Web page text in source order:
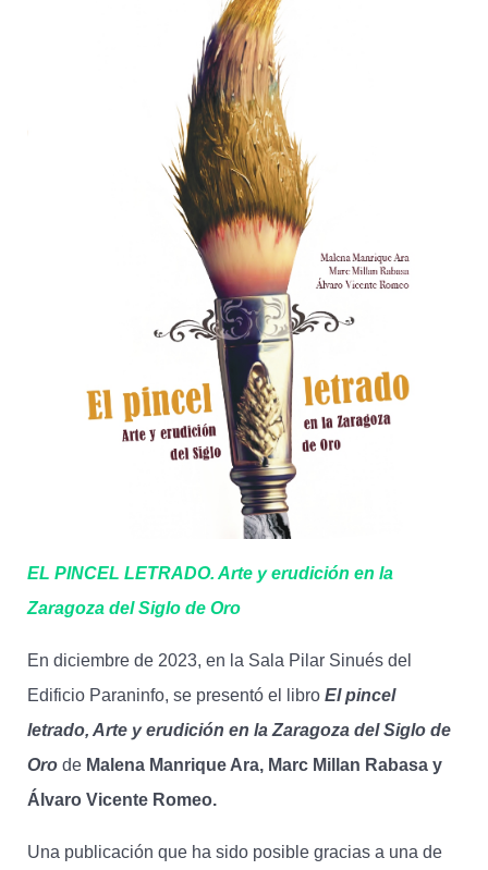
EL PINCEL LETRADO. Arte y erudición en la
Zaragoza del Siglo de Oro
En diciembre de 2023, en la Sala Pilar Sinués del
Edificio Paraninfo, se presentó el libro El pincel
letrado, Arte y erudición en la Zaragoza del Siglo de
Oro de Malena Manrique Ara, Marc Millan Rabasa y
Álvaro Vicente Romeo.
Una publicación que ha sido posible gracias a una de